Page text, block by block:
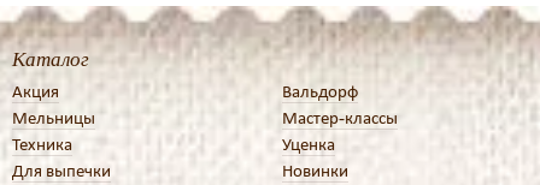
Каталог
Акция
Мельницы
Техника
Для выпечки
Вальдорф
Мастер-классы
Уценка
Новинки